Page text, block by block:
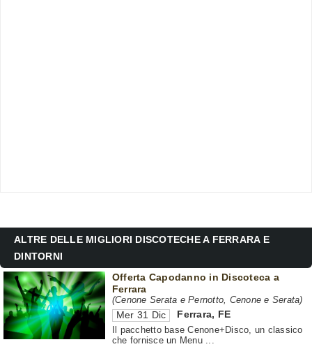
ALTRE DELLE MIGLIORI DISCOTECHE A FERRARA E
DINTORNI
Offerta Capodanno in Discoteca a
Ferrara
(Cenone Serata e Pernotto, Cenone e Serata)
Mer 31 Dic Ferrara, FE
Il pacchetto base Cenone+Disco, un classico
che fornisce un Menu ...